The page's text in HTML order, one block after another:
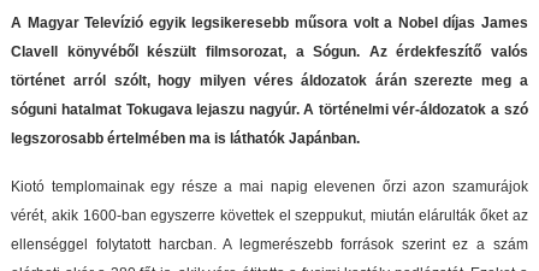
A Magyar Televízió egyik legsikeresebb műsora volt a Nobel díjas James
Clavell könyvéből készült filmsorozat, a Sógun. Az érdekfeszítő valós
történet arról szólt, hogy milyen véres áldozatok árán szerezte meg a
sóguni hatalmat Tokugava Iejaszu nagyúr. A történelmi vér-áldozatok a szó
legszorosabb értelmében ma is láthatók Japánban.
Kiotó templomainak egy része a mai napig elevenen őrzi azon szamurájok
vérét, akik 1600-ban egyszerre követtek el szeppukut, miután elárulták őket az
ellenséggel folytatott harcban. A legmerészebb források szerint ez a szám